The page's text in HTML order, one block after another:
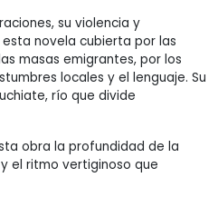
su violencia y
novela cubierta por las
masas emigrantes, por los
locales y el lenguaje. Su
río que divide
obra la profundidad de la
el ritmo vertiginoso que